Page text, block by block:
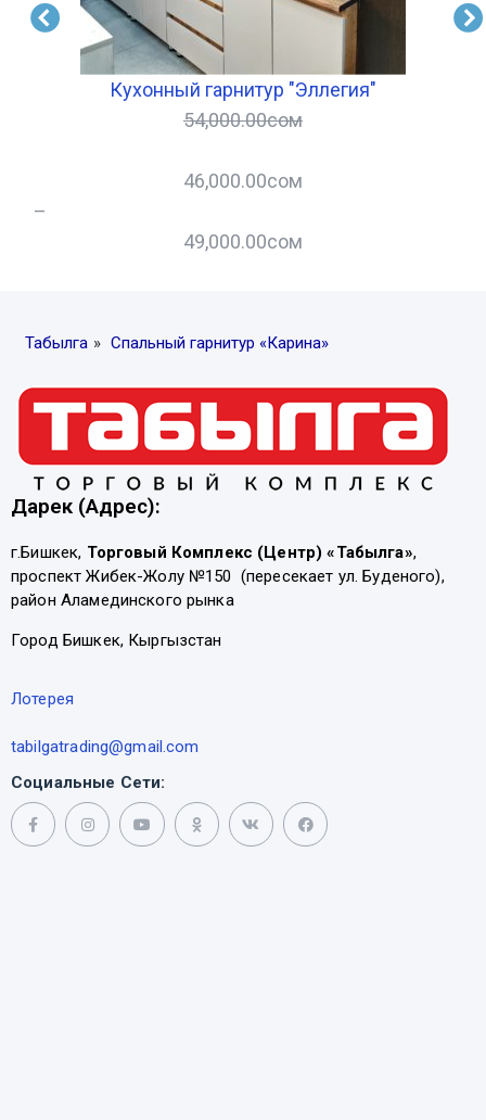
Кухонный гарнитур "Эллегия"
54,000.00сом
46,000.00сом
–
49,000.00сом
Табылга » Спальный гарнитур «Карина»
Дарек (Адрес):
г.Бишкек, Торговый Комплекс (Центр) «Табылга»,
проспект Жибек-Жолу №150 (пересекает ул. Буденого),
район Аламединского рынка
Город Бишкек, Кыргызстан
Лотерея
tabilgatrading@gmail.com
Социальные Сети: